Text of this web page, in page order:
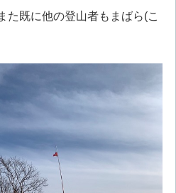
た既に他の登山者もまばら(こ